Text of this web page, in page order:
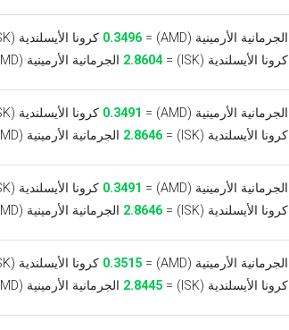
الجرمانية الأرمينية (AMD) = 0.3496 كرونا الأيسلندية (ISK)
كرونا الأيسلندية (ISK) = 2.8604 الجرمانية الأرمينية (AMD)
الجرمانية الأرمينية (AMD) = 0.3491 كرونا الأيسلندية (ISK)
كرونا الأيسلندية (ISK) = 2.8646 الجرمانية الأرمينية (AMD)
الجرمانية الأرمينية (AMD) = 0.3491 كرونا الأيسلندية (ISK)
كرونا الأيسلندية (ISK) = 2.8646 الجرمانية الأرمينية (AMD)
الجرمانية الأرمينية (AMD) = 0.3515 كرونا الأيسلندية (ISK)
كرونا الأيسلندية (ISK) = 2.8445 الجرمانية الأرمينية (AMD)